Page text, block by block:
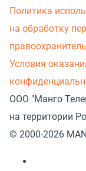
Политика
на обработку
Условия
ООО "Манго
на территории
© 2000-2026